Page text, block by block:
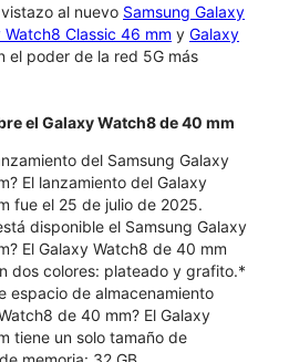
al nuevo Samsung Galaxy
Watch8 Classic 46 mm y Galaxy
el poder de la red 5G más
el Galaxy Watch8 de 40 mm
del Samsung Galaxy
El lanzamiento del Galaxy
fue el 25 de julio de 2025.
disponible el Samsung Galaxy
El Galaxy Watch8 de 40 mm
dos colores: plateado y grafito.*
espacio de almacenamiento
de 40 mm? El Galaxy
tiene un solo tamaño de